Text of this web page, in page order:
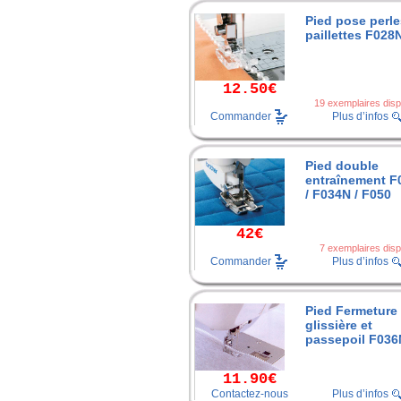
Pied pose
paillettes
12.50€
19 exemplaires
Commander Plus d’infos
Pied double
entraînement
/ F034N / F050
42€
7 exemplaires
Commander Plus d’infos
Pied Fermeture
glissière et
passepoil
11.90€
Contactez-nous Plus d’infos